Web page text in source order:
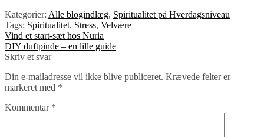
Kategorier: Alle blogindlæg, Spiritualitet på Hverdagsniveau
Tags: Spiritualitet, Stress, Velvære
Indlægsnavigation
Forrige
indlæg:
Vind et start-sæt hos Nuria
Næste
indlæg:
DIY duftpinde – en lille guide
Skriv et svar
Din e-mailadresse vil ikke blive publiceret. Krævede felter er
markeret med *
Kommentar *